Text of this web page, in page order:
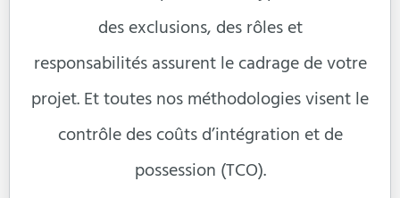
desexclusions, des rôles et
responsabilitésassurent le cadrage de votre
projet. Ettoutes nos méthodologies visent le
contrôle des coûts d’intégration et de
possession (TCO).